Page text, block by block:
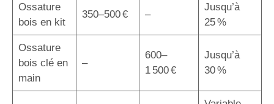
Ossature
bois en kit
350–500 € –
Jusqu’à
25 %
Ossature
bois clé en
main
–
600–
1 500 €
Jusqu’à
30 %